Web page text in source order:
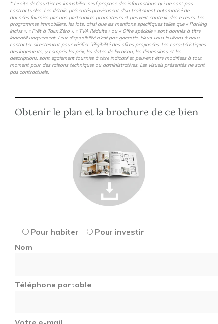
* Le site de Courtier en immobilier neuf propose des informations qui ne sont pas
contractuelles. Les détails présentés proviennent d’un traitement automatisé de
données fournies par nos partenaires promoteurs et peuvent contenir des erreurs. Les
programmes immobiliers, les lots, ainsi que les mentions spécifiques telles que « Parking
inclus », « Prêt à Taux Zéro », « TVA Réduite » ou « Offre spéciale » sont donnés à titre
indicatif uniquement. Leur disponibilité n’est pas garantie. Nous vous invitons à nous
contacter directement pour vérifier l’éligibilité des offres proposées. Les caractéristiques
des logements, y compris les prix, les dates de livraison, les dimensions et les
descriptions, sont également fournies à titre indicatif et peuvent être modifiées à tout
moment pour des raisons techniques ou administratives. Les visuels présentés ne sont
pas contractuels.
Obtenir le plan et la brochure de ce bien
Pour habiter
Pour investir
Nom
Téléphone portable
Votre e-mail